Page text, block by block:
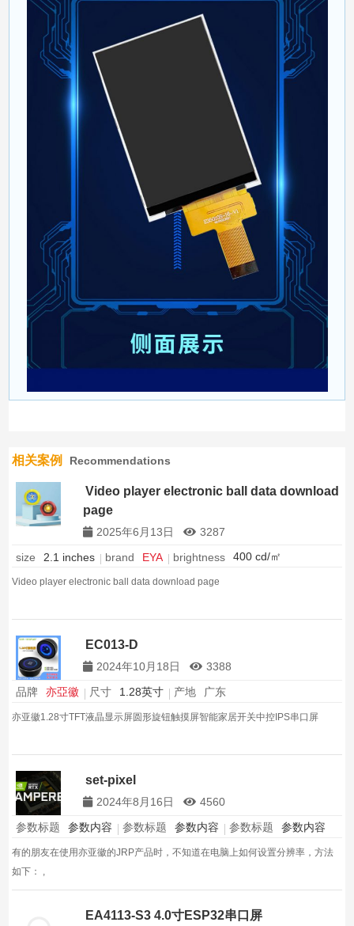
相关案例 Recommendations
Video player electronic ball data download
page
2025年6月13日 3287
size 2.1 inches brand EYA brightness 400 cd/㎡
Video player electronic ball data download page
EC013-D
2024年10月18日 3388
品牌 亦亞徽 尺寸 1.28英寸 产地 广东
亦亚徽1.28寸TFT液晶显示屏圆形旋钮触摸屏智能家居开关中控IPS串口屏
set-pixel
2024年8月16日 4560
参数标题 参数内容 参数标题 参数内容 参数标题 参数内容
有的朋友在使用亦亚徽的JRP产品时，不知道在电脑上如何设置分辨率，方法
如下： ,
EA4113-S3 4.0寸ESP32串口屏